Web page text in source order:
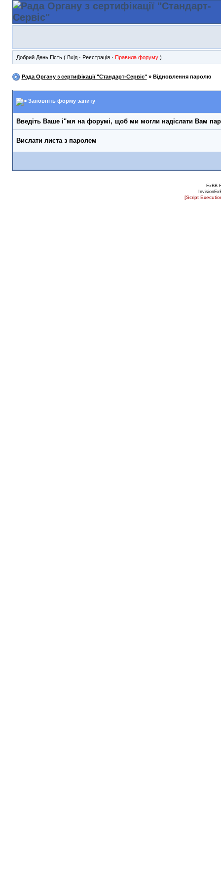
Добрий День Гість ( Вхід· Реєстрація· Правила форуму)
Рада Органу з сертифікації "Стандарт-Сервіс"» Відновлення паролю
Заповніть форму запиту
Введіть Ваше і"мя на форумі, щоб ми могли надіслати Вам
Вислати листа з паролем
ExBB
[Script